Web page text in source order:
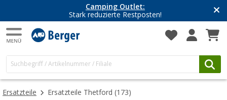
Camping Outlet:
Stark reduzierte Restposten!
Ersatzteile Ersatzteile Thetford (173)